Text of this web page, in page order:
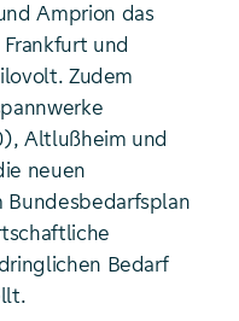
Amprion das
und
Zudem
Altlußheim und
neuen
Bundesbedarfsplan
Bedarf